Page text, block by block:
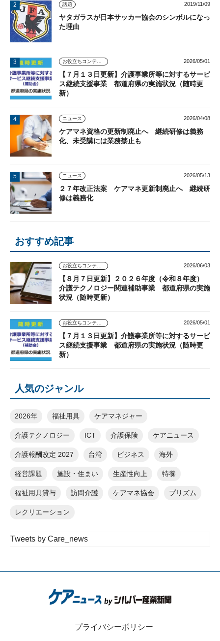
話題 2019/11/09
ヤタガラスが日本サッカー協会のシンボルになっ
た理由
2026/05/01
【７月１３日更新】介護事業所等に対するサービ
ス継続支援事業 都道府県の実施状況（随時更
新）
ニュース 2026/04/08
ケアマネ資格の更新制廃止へ 継続研修は義務
化、未受講には業務禁止も
ニュース 2026/05/13
２７年改正法案 ケアマネ更新制廃止へ 継続研
修は義務化
おすすめ記事
2026/06/03
【８月７日更新】２０２６年度（令和８年度）
介護テクノロジー関連補助事業 都道府県の実施
状況（随時更新）
2026/05/01
【７月１３日更新】介護事業所等に対するサービ
ス継続支援事業 都道府県の実施状況（随時更
新）
人気のジャンル
2026年 福祉用具 ケアマネジャー
介護テクノロジー ICT 介護保険 ケアニュース
介護報酬改定 2027 台湾 ビジネス 海外
経営課題 施設・住まい 生産性向上 特養
福祉用具貸与 訪問介護 ケアマネ協会 プリズム
レクリエーション
Tweets by Care_news
プライバシーポリシー